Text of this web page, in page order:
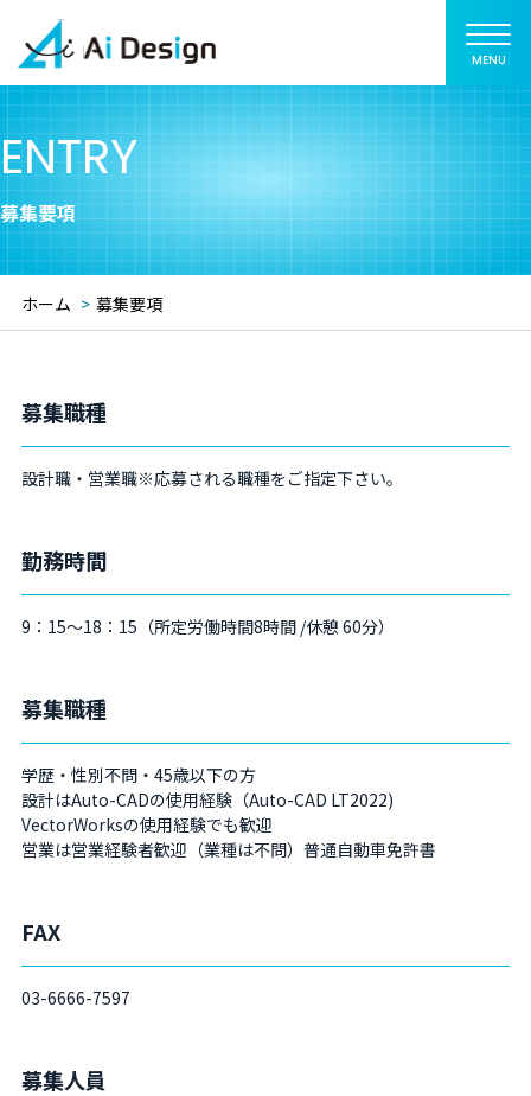
ENTRY
募集要項
ホーム 募集要項
募集職種
設計職・営業職※応募される職種をご指定下さい。
勤務時間
9：15～18：15（所定労働時間8時間 /休憩 60分）
募集職種
学歴・性別不問・45歳以下の方
設計はAuto-CADの使用経験（Auto-CAD LT2022)
VectorWorksの使用経験でも歓迎
営業は営業経験者歓迎（業種は不問）普通自動車免許書
FAX
03-6666-7597
募集人員